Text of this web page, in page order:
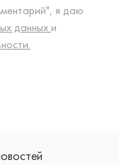
я даю
данных и